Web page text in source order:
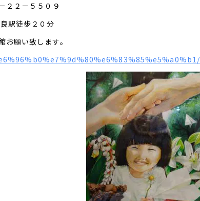
２－５５０９
駅徒歩２０分
願い致します。